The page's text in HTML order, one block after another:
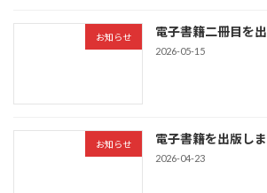
お知らせ 電子書籍二冊目を
2026-05-15
お知らせ 電子書籍を出版しま
2026-04-23